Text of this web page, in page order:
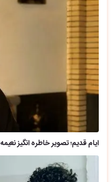
ایام قدیم؛ تصویر خاطره انگیز